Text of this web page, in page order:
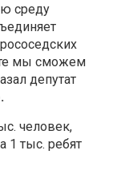
среду
мы сможем
депутат
человек,
1 тыс. ребят